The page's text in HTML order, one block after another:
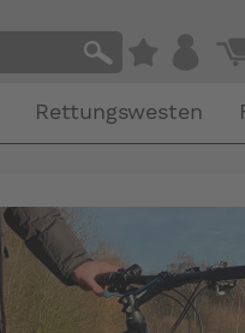
Rettungswesten